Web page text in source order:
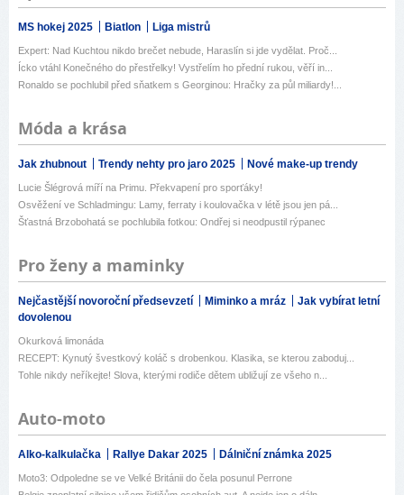
MS hokej 2025 Biatlon Liga mistrů
Expert: Nad Kuchtou nikdo brečet nebude, Haraslín si jde vydělat. Proč...
Ícko vtáhl Konečného do přestřelky! Vystřelím ho přední rukou, věří in...
Ronaldo se pochlubil před sňatkem s Georginou: Hračky za půl miliardy!...
Móda a krása
Jak zhubnout Trendy nehty pro jaro 2025 Nové make-up trendy
Lucie Šlégrová míří na Primu. Překvapení pro sporťáky!
Osvěžení ve Schladmingu: Lamy, ferraty i koulovačka v létě jsou jen pá...
Šťastná Brzobohatá se pochlubila fotkou: Ondřej si neodpustil rýpanec
Pro ženy a maminky
Nejčastější novoroční předsevzetí Miminko a mráz
Jak vybírat letní
dovolenou
Okurková limonáda
RECEPT: Kynutý švestkový koláč s drobenkou. Klasika, se kterou zaboduj...
Tohle nikdy neříkejte! Slova, kterými rodiče dětem ubližují ze všeho n...
Auto-moto
Alko-kalkulačka Rallye Dakar 2025 Dálniční známka 2025
Moto3: Odpoledne se ve Velké Británii do čela posunul Perrone